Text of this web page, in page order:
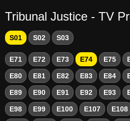
Tribunal Justice - TV
S01 S02 S03
E71 E72 E73 E74 E75
E80 E81 E82 E83 E84
E89 E90 E91 E92 E93
E98 E99 E100 E107 E108